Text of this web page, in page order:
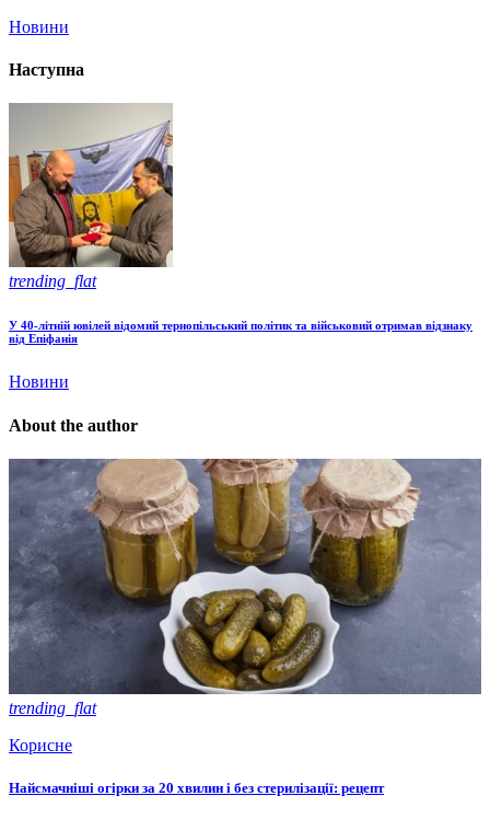
Новини
Наступна
trending_flat
У 40-літній ювілей відомий тернопільський політик та військовий отримав відзнаку
від Епіфанія
Новини
About the author
trending_flat
Корисне
Найсмачніші огірки за 20 хвилин і без стерилізації: рецепт